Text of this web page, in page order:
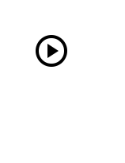
play_circle